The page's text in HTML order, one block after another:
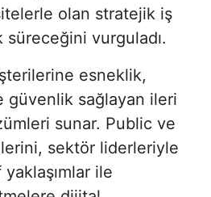
olan stratejik iş
vurguladı.
esneklik,
güvenlik sağlayan ileri
sunar. Public ve
sektör liderleriyle
ile